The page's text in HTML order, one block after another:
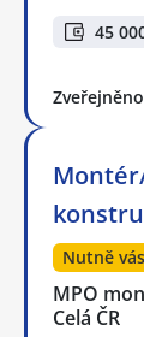
45
Nutně
MPO
Celá ČR